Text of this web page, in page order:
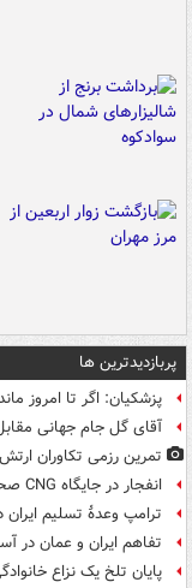
پربازدیدترین ها
پزشکیان: اگر تا امروز
آقای گل جام جهانی
تمرین رزمی تکاوران ارتش
انفجار در جایگاه CNG صحنه یک کشته و سه مصدوم برجا گذاشت
ترامپ وعدۀ تسلیم
تفاهم ایران و عمان در
پایان تلخ یک نزاع